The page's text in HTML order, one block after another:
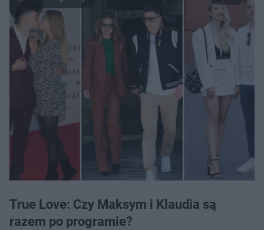
True Love: Czy Maksym i Klaudia są
razem po programie?